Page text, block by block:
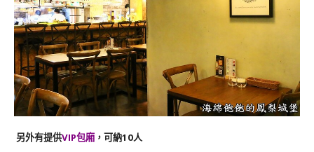
另外有提供VIP包廂 ，可納10人